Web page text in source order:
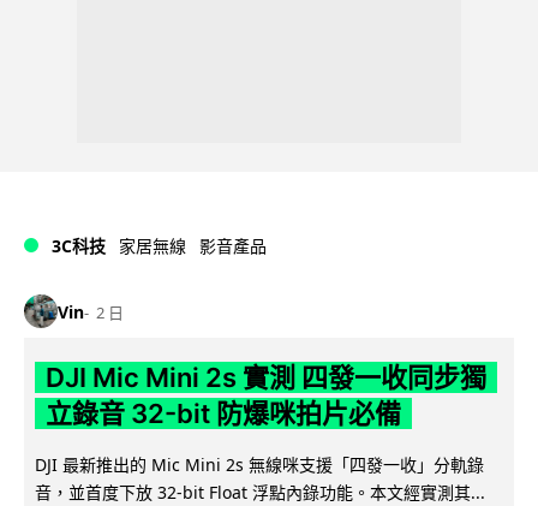
3C科技 家居無線 影音產品
Vin 2 日
DJI Mic Mini 2s 實測 四發一收同步獨
立錄音 32-bit 防爆咪拍片必備
DJI 最新推出的 Mic Mini 2s 無線咪支援「四發一收」分軌錄
音，並首度下放 32-bit Float 浮點內錄功能。本文經實測其...